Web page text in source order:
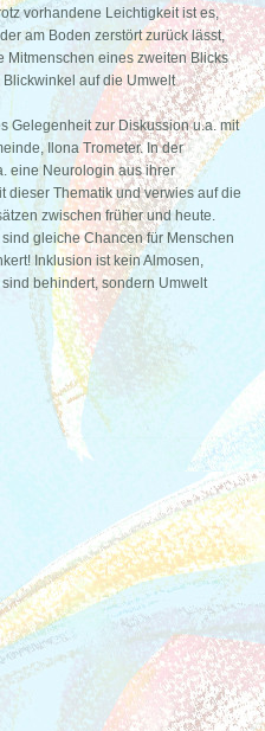
vorhandene Leichtigkeit ist es,
am Boden zerstört zurück lässt,
Mitmenschen eines zweiten Blicks
auf die Umwelt
Gelegenheit zur Diskussion u.a. mit
Ilona Trometer. In der
eine Neurologin aus ihrer
dieser Thematik und verwies auf die
zwischen früher und heute.
gleiche Chancen für Menschen
Inklusion ist kein Almosen,
behindert, sondern Umwelt